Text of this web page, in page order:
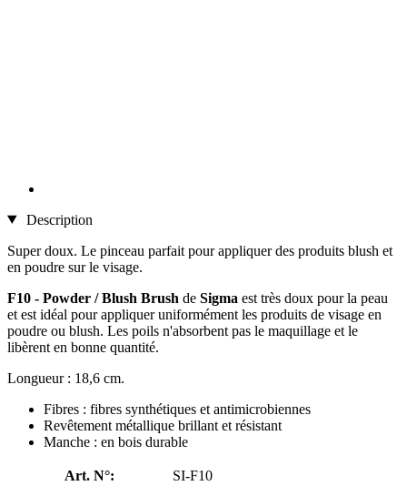
Description
Super doux. Le pinceau parfait pour appliquer des produits blush et
en poudre sur le visage.
F10 - Powder / Blush Brush de Sigma est très doux pour la peau
et est idéal pour appliquer uniformément les produits de visage en
poudre ou blush. Les poils n'absorbent pas le maquillage et le
libèrent en bonne quantité.
Longueur : 18,6 cm.
Fibres : fibres synthétiques et antimicrobiennes
Revêtement métallique brillant et résistant
Manche : en bois durable
Art. N°:
SI-F10